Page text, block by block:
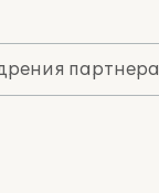
партнера